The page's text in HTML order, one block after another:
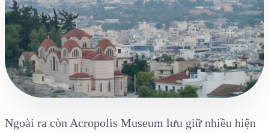
Ngoài ra còn Acropolis Museum lưu giữ nhiều hiện